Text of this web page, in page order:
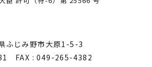
じみ野市大原1-5-3
FAX : 049-265-4382